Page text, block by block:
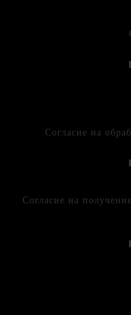
Согласие на
Согласие на